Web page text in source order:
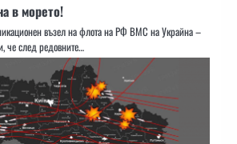
в морето!
възел на флота на РФ ВМС на Украйна –
че след редовните…